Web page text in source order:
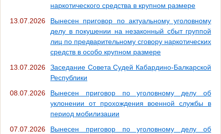
наркотического средства в крупном размере
13.07.2026
Вынесен приговор по актуальному уголовному
делу в покушении на незаконный сбыт группой
лиц по предварительному сговору наркотических
средств в особо крупном размере
13.07.2026
Заседание Совета Судей Кабардино-Балкарской
Республики
08.07.2026
Вынесен приговор по уголовному делу об
уклонении от прохождения военной службы в
период мобилизации
07.07.2026
Вынесен приговор по уголовному делу об